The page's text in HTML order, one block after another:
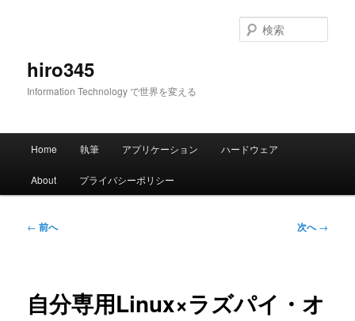
hiro345
Information Technology で世界を変える
索
メ
Home 執筆 アプリケーション ハードウェア
About プライバシーポリシー
投
ゲ
ー
← 前へ 次へ→
自分専用Linux×ラズパイ・オ